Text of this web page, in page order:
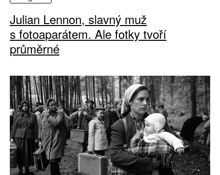
Julian Lennon, slavný muž
s fotoaparátem. Ale fotky tvoří
průměrné